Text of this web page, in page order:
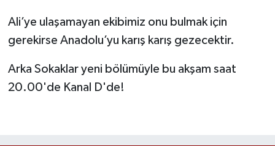
Ali’ye ulaşamayan ekibimiz onu bulmak için
gerekirse Anadolu’yu karış karış gezecektir.
Arka Sokaklar yeni bölümüyle bu akşam saat
20.00'de Kanal D'de!